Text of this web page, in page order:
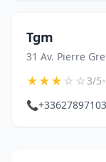
Tgm
31 Av. Pierre
★★★☆☆3/5•
📞+33627897103